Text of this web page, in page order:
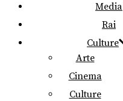
Media
Rai
Culture
Arte
Cinema
Culture